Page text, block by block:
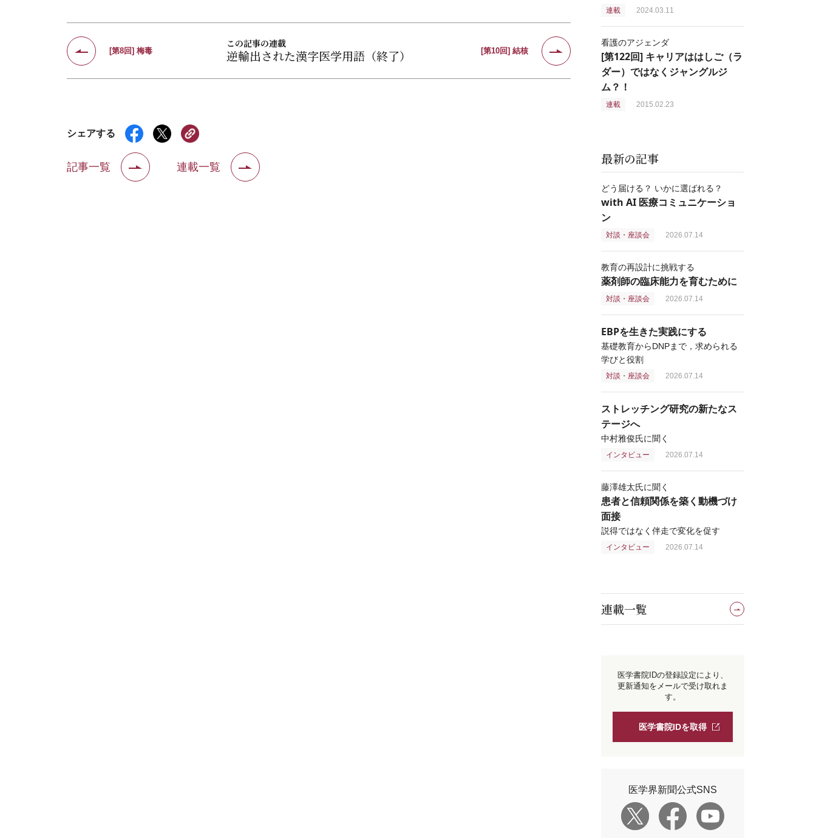
この記事の連載
逆輸出された漢字医学用語（終了）
[第8回] 梅毒 [第10回] 結核
シェアする
記事一覧 連載一覧
連載 2024.03.11
看護のアジェンダ
[第122回] キャリアははしご（ラ
ダー）ではなくジャングルジ
ム？！
連載 2015.02.23
最新の記事
どう届ける？ いかに選ばれる？
with AI 医療コミュニケーショ
ン
対談・座談会 2026.07.14
教育の再設計に挑戦する
薬剤師の臨床能力を育むために
対談・座談会 2026.07.14
EBPを生きた実践にする
基礎教育からDNPまで，求められる
学びと役割
対談・座談会 2026.07.14
ストレッチング研究の新たなス
テージへ
中村雅俊氏に聞く
インタビュー 2026.07.14
藤澤雄太氏に聞く
患者と信頼関係を築く動機づけ
面接
説得ではなく伴走で変化を促す
インタビュー 2026.07.14
連載一覧
医学書院IDの登録設定により、
更新通知をメールで受け取れま
す。
医学書院IDを取得
医学界新聞公式SNS